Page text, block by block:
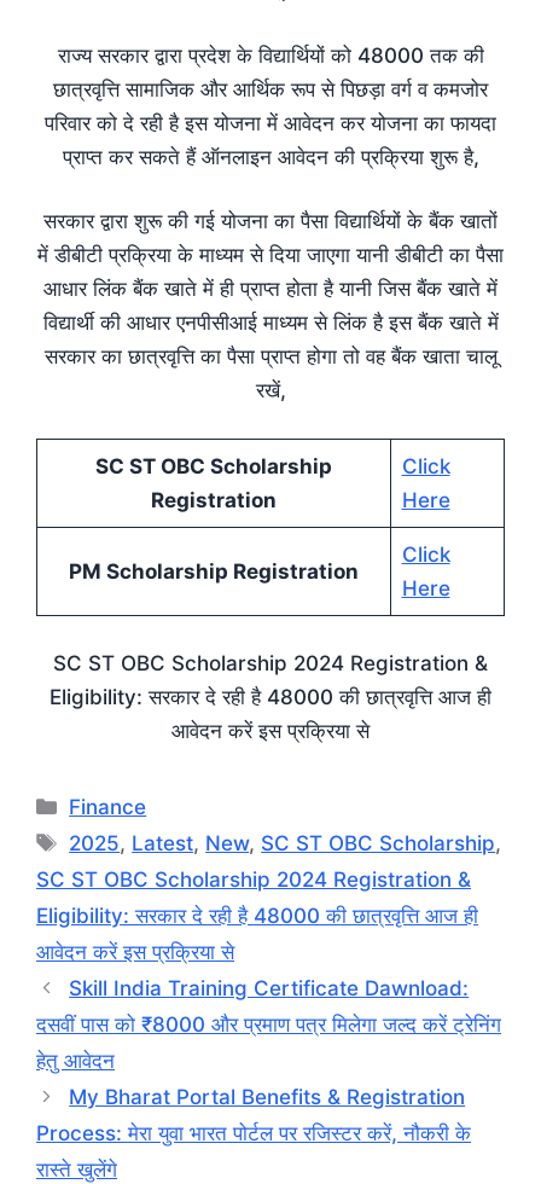
राज्य सरकार द्वारा प्रदेश के विद्यार्थियों को 48000 तक की
छात्रवृत्ति सामाजिक और आर्थिक रूप से पिछड़ा वर्ग व कमजोर
परिवार को दे रही है इस योजना में आवेदन कर योजना का फायदा
प्राप्त कर सकते हैं ऑनलाइन आवेदन की प्रक्रिया शुरू है,
सरकार द्वारा शुरू की गई योजना का पैसा विद्यार्थियों के बैंक खातों
में डीबीटी प्रक्रिया के माध्यम से दिया जाएगा यानी डीबीटी का पैसा
आधार लिंक बैंक खाते में ही प्राप्त होता है यानी जिस बैंक खाते में
विद्यार्थी की आधार एनपीसीआई माध्यम से लिंक है इस बैंक खाते में
सरकार का छात्रवृत्ति का पैसा प्राप्त होगा तो वह बैंक खाता चालू
रखें,
SC ST OBC Scholarship
Registration
Click
Here
PM Scholarship Registration
Click
Here
SC ST OBC Scholarship 2024 Registration &
Eligibility: सरकार दे रही है 48000 की छात्रवृत्ति आज ही
आवेदन करें इस प्रक्रिया से
Categories
Finance
Tags
2025, Latest, New, SC ST OBC Scholarship,
SC ST OBC Scholarship 2024 Registration &
Eligibility: सरकार दे रही है 48000 की छात्रवृत्ति आज ही
आवेदन करें इस प्रक्रिया से
Skill India Training Certificate Dawnload:
दसवीं पास को ₹8000 और प्रमाण पत्र मिलेगा जल्द करें ट्रेनिंग
हेतु आवेदन
My Bharat Portal Benefits & Registration
Process: मेरा युवा भारत पोर्टल पर रजिस्टर करें, नौकरी के
रास्ते खुलेंगे